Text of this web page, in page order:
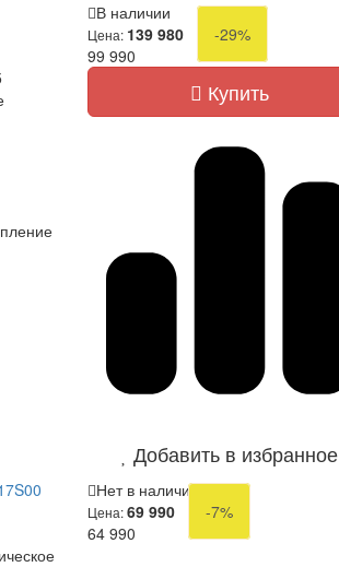
В наличии
Цена: 139 980
-29%
99 990
Купить
Добавить в избранное
Нет в наличии
Цена:69 990
-7%
64 990